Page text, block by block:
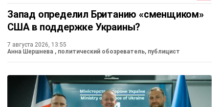
Запад определил Британию «сменщиком»
США в поддержке Украины?
7 августа 2026, 13:55
Анна Шершнева , политический обозреватель, публицист